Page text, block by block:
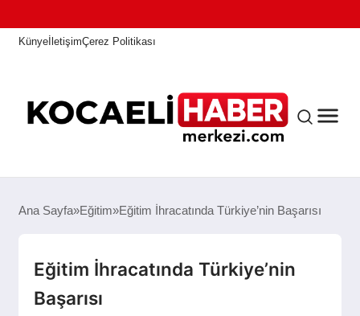
KünyeİletişimÇerez Politikası
ANASAYFA
KOCAELI HABER
Ana Sayfa Eğitim Eğitim İhracatında Türkiye’nin Başarısı
Eğitim İhracatında Türkiye’nin
Başarısı